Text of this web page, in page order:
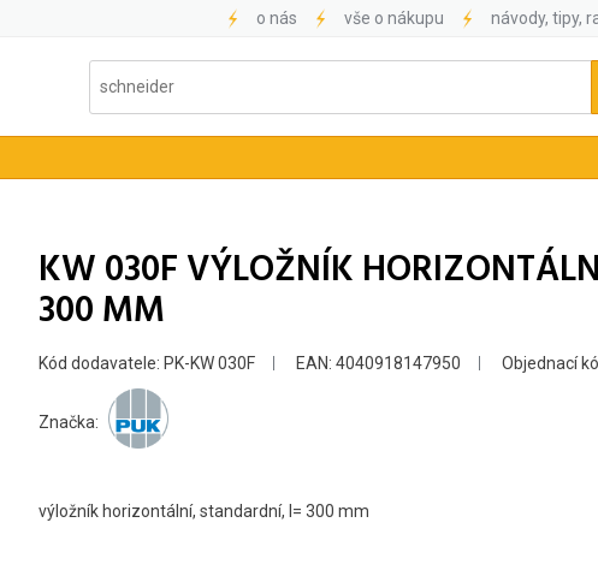
o nás vše o nákupu návody, tipy,
KW 030F VÝLOŽNÍK
300 MM
Kód dodavatele: PK-KW 030F EAN: 4040918147950 Objednací
Značka:
výložník horizontální, standardní, l= 300 mm